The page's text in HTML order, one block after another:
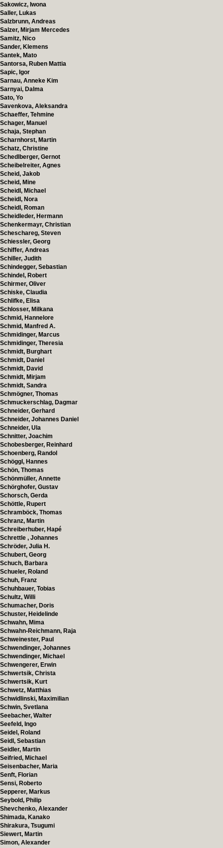
Sakowicz, Iwona
Saller, Lukas
Salzbrunn, Andreas
Salzer, Mirjam Mercedes
Samitz, Nico
Sander, Klemens
Santek, Mato
Santorsa, Ruben Mattia
Sapic, Igor
Sarnau, Anneke Kim
Sarnyai, Dalma
Sato, Yo
Savenkova, Aleksandra
Schaeffer, Tehmine
Schager, Manuel
Schaja, Stephan
Scharnhorst, Martin
Schatz, Christine
Schedlberger, Gernot
Scheibelreiter, Agnes
Scheid, Jakob
Scheid, Mine
Scheidl, Michael
Scheidl, Nora
Scheidl, Roman
Scheidleder, Hermann
Schenkermayr, Christian
Scheschareg, Steven
Schiessler, Georg
Schiffer, Andreas
Schiller, Judith
Schindegger, Sebastian
Schindel, Robert
Schirmer, Oliver
Schiske, Claudia
Schlifke, Elisa
Schlosser, Milkana
Schmid, Hannelore
Schmid, Manfred A.
Schmidinger, Marcus
Schmidinger, Theresia
Schmidt, Burghart
Schmidt, Daniel
Schmidt, David
Schmidt, Mirjam
Schmidt, Sandra
Schmögner, Thomas
Schmuckerschlag, Dagmar
Schneider, Gerhard
Schneider, Johannes Daniel
Schneider, Ula
Schnitter, Joachim
Schobesberger, Reinhard
Schoenberg, Randol
Schöggl, Hannes
Schön, Thomas
Schönmüller, Annette
Schörghofer, Gustav
Schorsch, Gerda
Schöttle, Rupert
Schramböck, Thomas
Schranz, Martin
Schreiberhuber, Hapé
Schrettle , Johannes
Schröder, Julia H.
Schubert, Georg
Schuch, Barbara
Schueler, Roland
Schuh, Franz
Schuhbauer, Tobias
Schultz, Willi
Schumacher, Doris
Schuster, Heidelinde
Schwahn, Mima
Schwahn-Reichmann, Raja
Schweinester, Paul
Schwendinger, Johannes
Schwendinger, Michael
Schwengerer, Erwin
Schwertsik, Christa
Schwertsik, Kurt
Schwetz, Matthias
Schwidlinski, Maximilian
Schwin, Svetlana
Seebacher, Walter
Seefeld, Ingo
Seidel, Roland
Seidl, Sebastian
Seidler, Martin
Seifried, Michael
Seisenbacher, Maria
Senft, Florian
Sensi, Roberto
Sepperer, Markus
Seybold, Philip
Shevchenko, Alexander
Shimada, Kanako
Shirakura, Tsugumi
Siewert, Martin
Simon, Alexander